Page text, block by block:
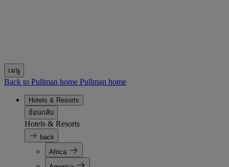
เมนู
Back to Pullman home Pullman home
Hotels & Resorts
ย้อนกลับ
Hotels & Resorts
back
Africa